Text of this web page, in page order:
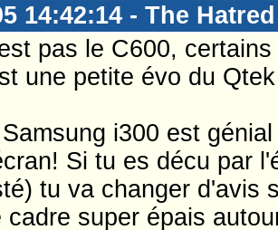
14:42:14 - The Hatred
pas le C600,
une petite évo du
i300 est
Si tu es décu par
tu va changer d'avis
cadre super épais